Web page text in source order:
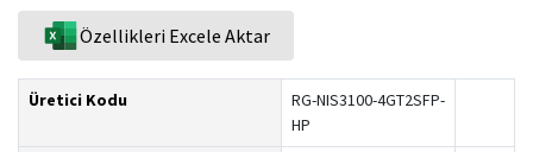
Özellikleri Excele Aktar
Üretici Kodu
RG-NIS3100-4GT2SFP-
HP